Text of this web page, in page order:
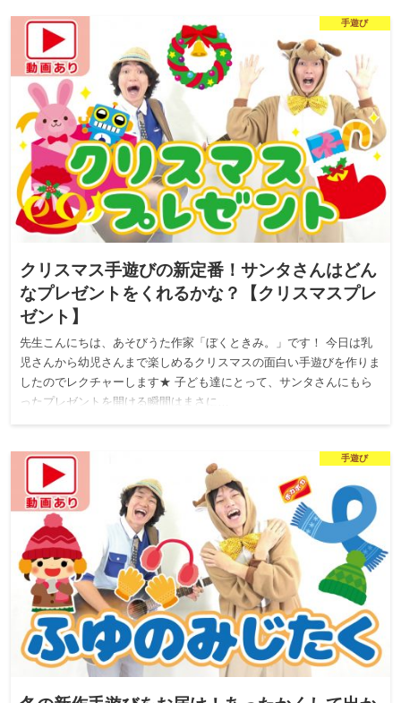
手遊び
クリスマス手遊びの新定番！サンタさんはどん
なプレゼントをくれるかな？【クリスマスプレ
ゼント】
先生こんにちは、あそびうた作家「ぼくときみ。」です！ 今日は乳
児さんから幼児さんまで楽しめるクリスマスの面白い手遊びを作りま
したのでレクチャーします★ 子ども達にとって、サンタさんにもら
ったプレゼントを開ける瞬間はまさに…
手遊び